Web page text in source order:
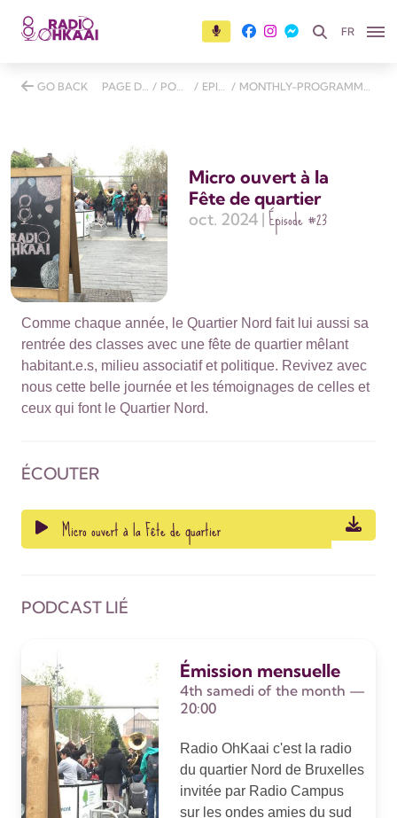
FR
GO BACK PAGE D'ACCUEIL / PODCASTS / EPISODES / MONTHLY-PROGRAMME-26-OCTOBER-2024
Micro ouvert à la
Fête de quartier
oct. 2024 | Épisode#23
Comme chaque année, le Quartier Nord fait lui aussi sa
rentrée des classes avec une fête de quartier mêlant
habitant.e.s, milieu associatif et politique. Revivez avec
nous cette belle journée et les témoignages de celles et
ceux qui font le Quartier Nord.
ÉCOUTER
Micro ouvert à la Fête de quartier
PODCAST LIÉ
Émission mensuelle
4th samedi of the month —
20:00
Radio OhKaai c'est la radio
du quartier Nord de Bruxelles
invitée par Radio Campus
sur les ondes amies du sud